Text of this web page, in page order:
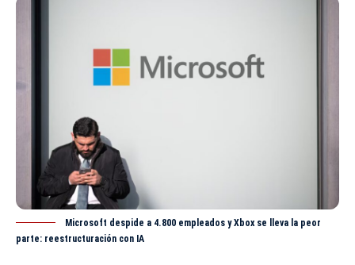
Microsoft despide a 4.800 empleados y Xbox se lleva la peor
parte: reestructuración con IA